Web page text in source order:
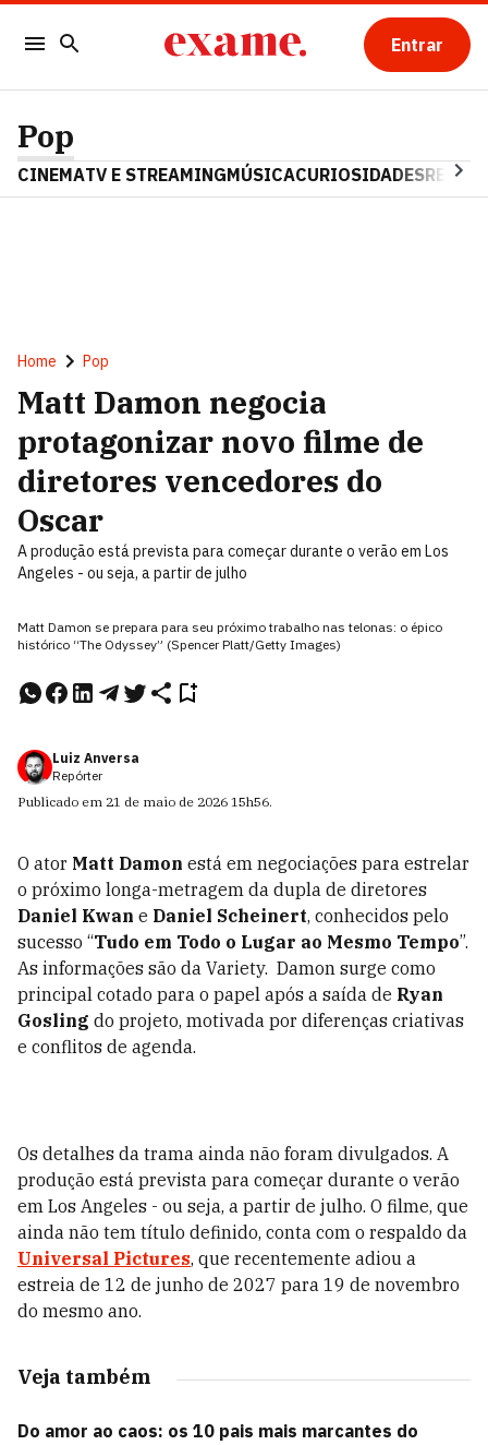
Entrar
Pop
CINEMATV E STREAMINGMÚSICACURIOSIDADES
Home Pop
Matt Damon negocia
protagonizar novo filme de
diretores vencedores do
Oscar
A produção está prevista para começar durante o verão em Los
Angeles - ou seja, a partir de julho
Matt Damon se prepara para seu próximo trabalho nas telonas: o épico
histórico “The Odyssey” (Spencer Platt/Getty Images)
Luiz Anversa
Repórter
Publicado em 21 de maio de 2026 15h56.
O ator Matt Damon está em negociações para estrelar
o próximo longa-metragem da dupla de diretores
Daniel Kwan e Daniel Scheinert, conhecidos pelo
sucesso “Tudo em Todo o Lugar ao Mesmo Tempo”.
As informações são da Variety. Damon surge como
principal cotado para o papel após a saída de Ryan
Gosling do projeto, motivada por diferenças criativas
e conflitos de agenda.
Os detalhes da trama ainda não foram divulgados. A
produção está prevista para começar durante o verão
em Los Angeles - ou seja, a partir de julho. O filme, que
ainda não tem título definido, conta com o respaldo da
Universal Pictures, que recentemente adiou a
estreia de 12 de junho de 2027 para 19 de novembro
do mesmo ano.
Veja também
Do amor ao caos: os 10 pais mais marcantes do